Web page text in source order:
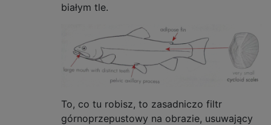
białym tle.
To, co tu robisz, to zasadniczo filtr
górnoprzepustowy na obrazie, usuwający